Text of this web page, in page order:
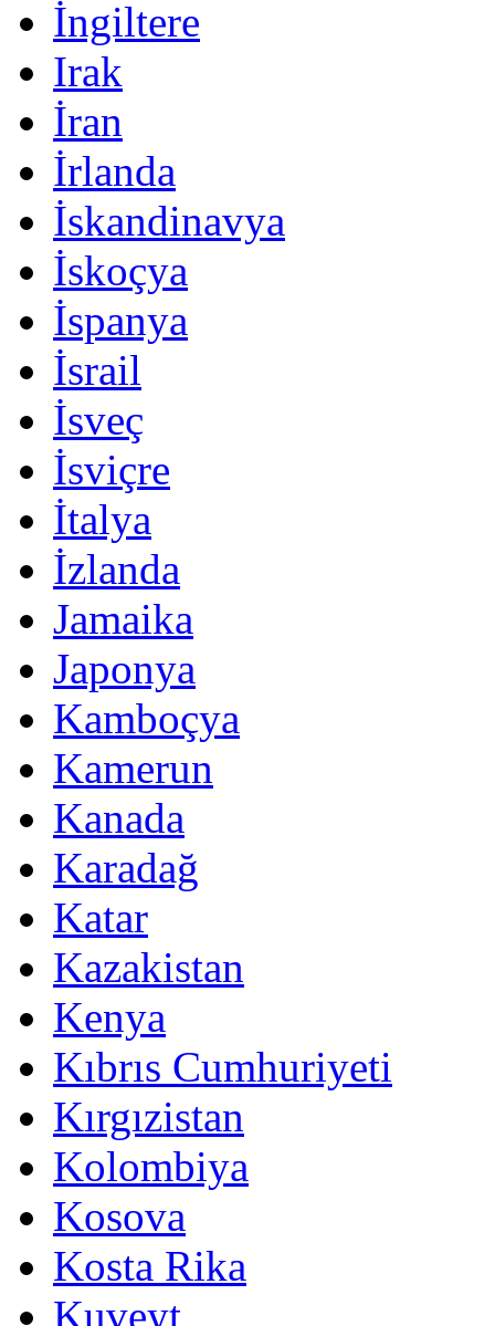
İngiltere
Irak
İran
İrlanda
İskandinavya
İskoçya
İspanya
İsrail
İsveç
İsviçre
İtalya
İzlanda
Jamaika
Japonya
Kamboçya
Kamerun
Kanada
Karadağ
Katar
Kazakistan
Kenya
Kıbrıs Cumhuriyeti
Kırgızistan
Kolombiya
Kosova
Kosta Rika
Kuveyt